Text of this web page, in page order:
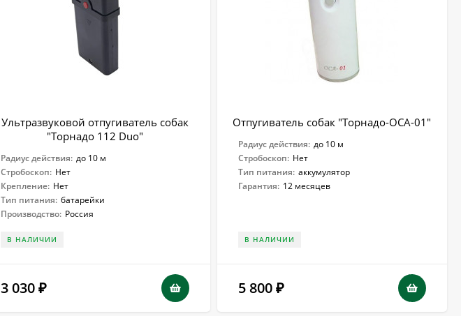
Ультразвуковой отпугиватель собак
"Торнадо 112 Duo"
Радиус действия: до 10 м
Стробоскоп: Нет
Крепление: Нет
Тип питания: батарейки
Производство: Россия
В НАЛИЧИИ
3 030₽
Отпугиватель собак "Торнадо-ОСА-01"
Радиус действия: до 10 м
Стробоскоп: Нет
Тип питания: аккумулятор
Гарантия: 12 месяцев
В НАЛИЧИИ
5 800 ₽